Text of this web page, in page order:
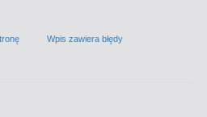
Wpis zawiera błędy